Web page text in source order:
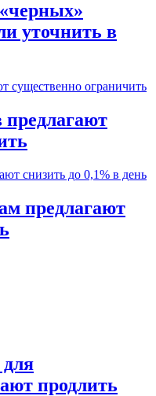
уточнить в
предлагают
продлить